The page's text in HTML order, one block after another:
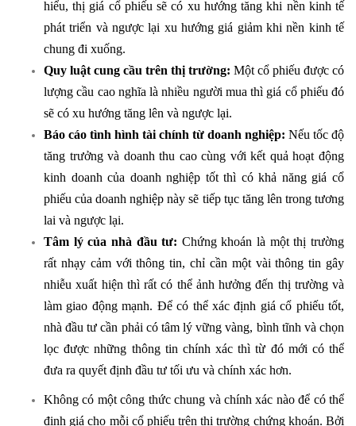
hiểu, thị giá cổ phiếu sẽ có xu hướng tăng khi nền kinh tế
phát triển và ngược lại xu hướng giá giảm khi nền kinh tế
chung đi xuống.
Quy luật cung cầu trên thị trường: Một cổ phiếu được có
lượng cầu cao nghĩa là nhiều người mua thì giá cổ phiếu đó
sẽ có xu hướng tăng lên và ngược lại.
Báo cáo tình hình tài chính từ doanh nghiệp: Nếu tốc độ
tăng trưởng và doanh thu cao cùng với kết quả hoạt động
kinh doanh của doanh nghiệp tốt thì có khả năng giá cổ
phiếu của doanh nghiệp này sẽ tiếp tục tăng lên trong tương
lai và ngược lại.
Tâm lý của nhà đầu tư: Chứng khoán là một thị trường
rất nhạy cảm với thông tin, chỉ cần một vài thông tin gây
nhiễu xuất hiện thì rất có thể ảnh hưởng đến thị trường và
làm giao động mạnh. Để có thể xác định giá cổ phiếu tốt,
nhà đầu tư cần phải có tâm lý vững vàng, bình tĩnh và chọn
lọc được những thông tin chính xác thì từ đó mới có thể
đưa ra quyết định đầu tư tối ưu và chính xác hơn.
Không có một công thức chung và chính xác nào để có thể
định giá cho mỗi cổ phiếu trên thị trường chứng khoán. Bởi